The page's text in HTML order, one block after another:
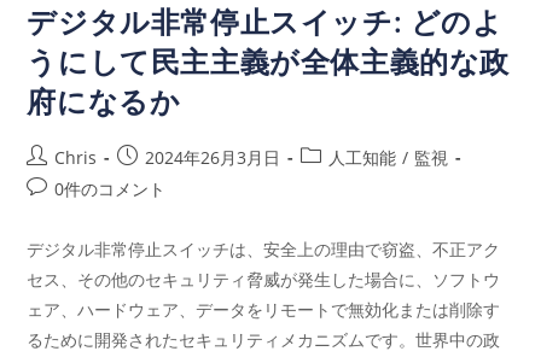
デジタル非常停止スイッチ: どのよ
うにして民主主義が全体主義的な政
府になるか
Chris 2024年26月3月日 人工知能 / 監視
0件のコメント
デジタル非常停止スイッチは、安全上の理由で窃盗、不正アク
セス、その他のセキュリティ脅威が発生した場合に、ソフトウ
ェア、ハードウェア、データをリモートで無効化または削除す
るために開発されたセキュリティメカニズムです。世界中の政